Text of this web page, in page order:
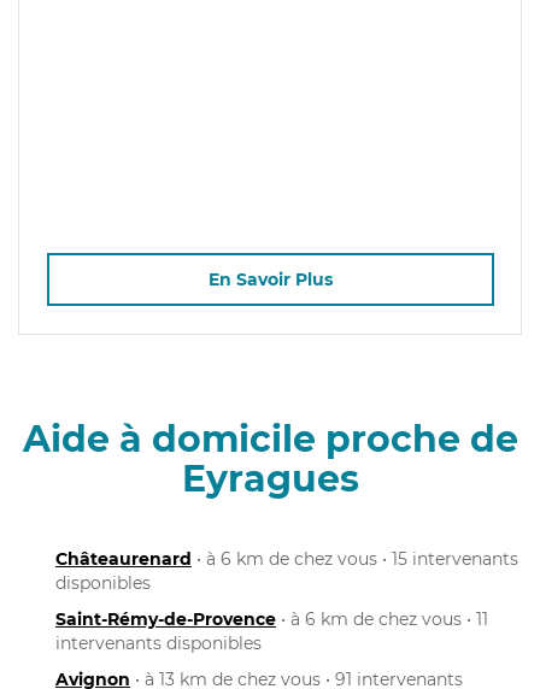
En Savoir Plus
Aide à domicile proche de
Eyragues
Châteaurenard • à 6 km de chez vous • 15 intervenants
disponibles
Saint-Rémy-de-Provence • à 6 km de chez vous • 11
intervenants disponibles
Avignon • à 13 km de chez vous • 91 intervenants